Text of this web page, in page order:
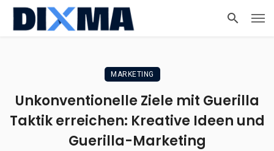
MARKETING
Unkonventionelle Ziele mit Guerilla
Taktik erreichen: Kreative Ideen und
Guerilla-Marketing